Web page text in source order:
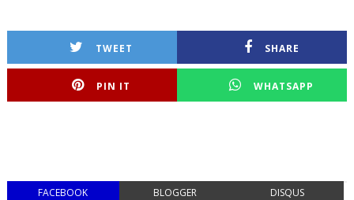
TWEET SHARE
PIN IT WHATSAPP
FACEBOOK BLOGGER DISQUS